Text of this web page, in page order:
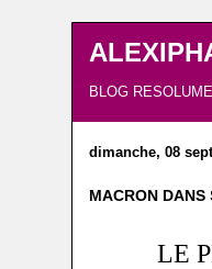
BLOG
dimanche, 08
MACRON DANS
LE